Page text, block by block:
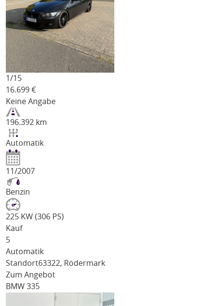
1/15
16.699 €
Keine Angabe
196.392 km
Automatik
11/2007
Benzin
225 KW (306 PS)
Kauf
5
Automatik
Standort63322, Rödermark
Zum Angebot
BMW 335